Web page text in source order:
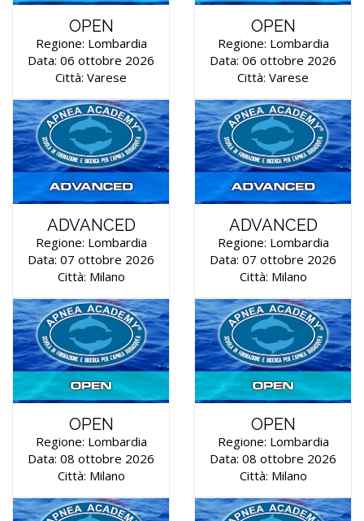
OPEN
Regione: Lombardia
Data: 06 ottobre 2026
Città: Varese
OPEN
Regione: Lombardia
Data: 06 ottobre 2026
Città: Varese
ADVANCED
Regione: Lombardia
Data: 07 ottobre 2026
Città: Milano
ADVANCED
Regione: Lombardia
Data: 07 ottobre 2026
Città: Milano
OPEN
Regione: Lombardia
Data: 08 ottobre 2026
Città: Milano
OPEN
Regione: Lombardia
Data: 08 ottobre 2026
Città: Milano